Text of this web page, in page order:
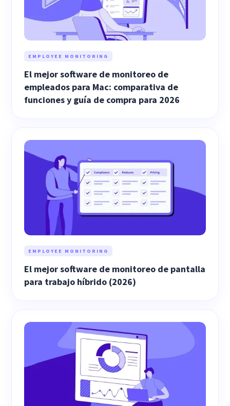
EMPLOYEE MONITORING
El mejor software de monitoreo de
empleados para Mac: comparativa de
funciones y guía de compra para 2026
EMPLOYEE MONITORING
El mejor software de monitoreo de pantalla
para trabajo híbrido (2026)